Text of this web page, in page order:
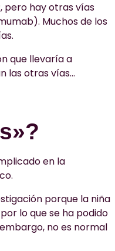
pero hay otras vías
Muchos de los
que llevaría a
las otras vías…
en la
porque la niña
lo que se ha podido
no es normal